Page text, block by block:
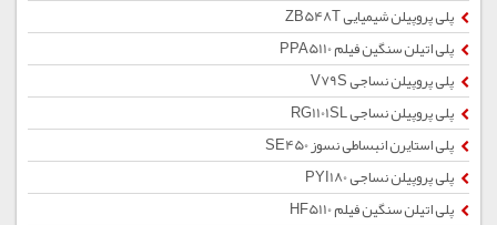
پلی پروپیلن شیمیایی ZB548T
پلی اتیلن سنگین فیلم PPA5110
پلی پروپیلن نساجی V79S
پلی پروپیلن نساجی RG1101SL
پلی استایرن انبساطی نسوز SE450
پلی پروپیلن نساجی PYI180
پلی اتیلن سنگین فیلم HF5110